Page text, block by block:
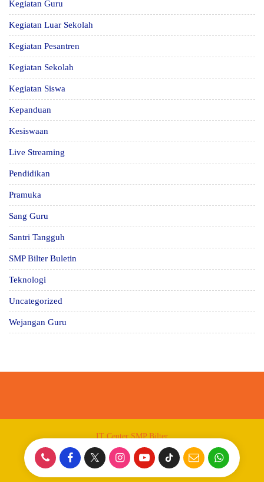
Kegiatan Guru
Kegiatan Luar Sekolah
Kegiatan Pesantren
Kegiatan Sekolah
Kegiatan Siswa
Kepanduan
Kesiswaan
Live Streaming
Pendidikan
Pramuka
Sang Guru
Santri Tangguh
SMP Bilter Buletin
Teknologi
Uncategorized
Wejangan Guru
IT Center SMP Bilter